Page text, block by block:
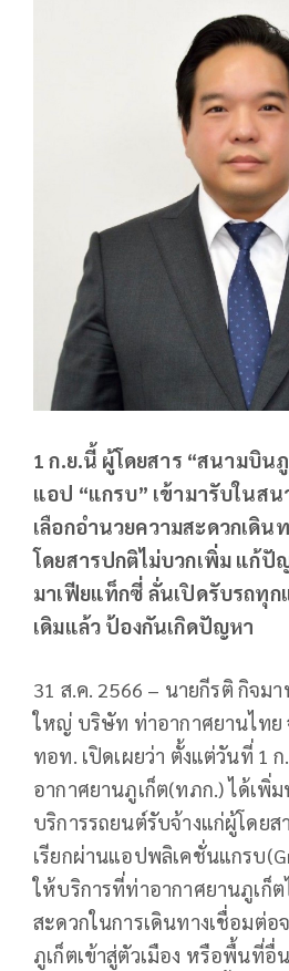
1 ก.ย.นี้ ผู้โดยสาร “สนามบินภู
แอป “แกรบ” เข้ามารับในส
เลือกอำนวยความสะดวกเดินท
โดยสารปกติไม่บวกเพิ่ม แก้ปั
มาเฟียแท็กซี่ ลั่นเปิดรับรถทุก
เดิมแล้ว ป้องกันเกิดปัญหา
31 ส.ค. 2566 – นายกีรติ กิจม
ใหญ่ บริษัท ท่าอากาศยานไท
ทอท. เปิดเผยว่า ตั้งแต่วันที่ 1
อากาศยานภูเก็ต(ทภก.) ได้เพิ่ม
บริการรถยนต์รับจ้างแก่ผู้โดยส
เรียกผ่านแอปพลิเคชั่นแกรบ
ให้บริการที่ท่าอากาศยานภูเก็
สะดวกในการเดินทางเชื่อมต่อ
ภูเก็ตเข้าสู่ตัวเมือง หรือพื้นที่อื่